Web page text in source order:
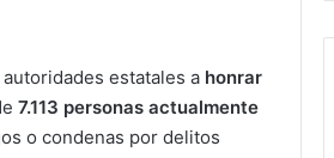
estatales a honrar
7.113 personas actualmente
o condenas por delitos